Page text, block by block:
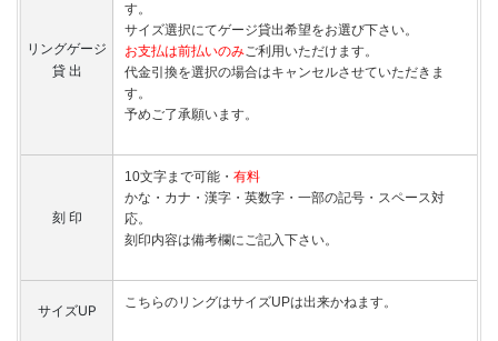
リングゲージ
貸 出
す。
サイズ選択にてゲージ貸出希望をお選び下さい。
お支払は前払いのみご利用いただけます。
代金引換を選択の場合はキャンセルさせていただきま
す。
予めご了承願います。
刻 印
10文字まで可能・ 有料
かな・カナ・漢字・英数字・一部の記号・スペース対
応。
刻印内容は備考欄にご記入下さい。
サイズUP こちらのリングはサイズUPは出来かねます。